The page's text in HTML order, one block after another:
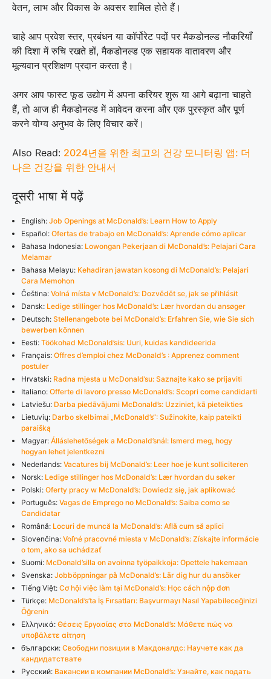
वेतन, लाभ और विकास के अवसर शामिल होते हैं।
चाहे आप प्रवेश स्तर, प्रबंधन या कॉर्पोरेट पदों पर मैकडोनल्ड नौकरियाँ
की दिशा में रुचि रखते हों, मैकडोनल्ड एक सहायक वातावरण और
मूल्यवान प्रशिक्षण प्रदान करता है।
अगर आप फास्ट फूड उद्योग में अपना करियर शुरू या आगे बढ़ाना चाहते
हैं, तो आज ही मैकडोनल्ड में आवेदन करना और एक पुरस्कृत और पूर्ण
करने योग्य अनुभव के लिए विचार करें।
Also Read: 2024년을 위한 최고의 건강 모니터링 앱: 더
나은 건강을 위한 안내서
दूसरी भाषा में पढ़ें
English: Job Openings at McDonald’s: Learn How to Apply
Español: Ofertas de trabajo en McDonald’s: Aprende cómo aplicar
Bahasa Indonesia: Lowongan Pekerjaan di McDonald’s: Pelajari Cara
Melamar
Bahasa Melayu: Kehadiran jawatan kosong di McDonald’s: Pelajari
Cara Memohon
Čeština: Volná místa v McDonald’s: Dozvědět se, jak se přihlásit
Dansk: Ledige stillinger hos McDonald’s: Lær hvordan du ansøger
Deutsch: Stellenangebote bei McDonald’s: Erfahren Sie, wie Sie sich
bewerben können
Eesti: Töökohad McDonald’sis: Uuri, kuidas kandideerida
Français: Offres d’emploi chez McDonald’s : Apprenez comment
postuler
Hrvatski: Radna mjesta u McDonald’su: Saznajte kako se prijaviti
Italiano: Offerte di lavoro presso McDonald’s: Scopri come candidarti
Latviešu: Darba piedāvājumi McDonald’s: Uzziniet, kā pieteikties
Lietuvių: Darbo skelbimai „McDonald’s“: Sužinokite, kaip pateikti
paraišką
Magyar: Álláslehetőségek a McDonald’snál: Ismerd meg, hogy
hogyan lehet jelentkezni
Nederlands: Vacatures bij McDonald’s: Leer hoe je kunt solliciteren
Norsk: Ledige stillinger hos McDonald’s: Lær hvordan du søker
Polski: Oferty pracy w McDonald’s: Dowiedz się, jak aplikować
Português: Vagas de Emprego no McDonald’s: Saiba como se
Candidatar
Română: Locuri de muncă la McDonald’s: Află cum să aplici
Slovenčina: Voľné pracovné miesta v McDonald’s: Získajte informácie
o tom, ako sa uchádzať
Suomi: McDonald’silla on avoinna työpaikkoja: Opettele hakemaan
Svenska: Jobböppningar på McDonald’s: Lär dig hur du ansöker
Tiếng Việt: Cơ hội việc làm tại McDonald’s: Học cách nộp đơn
Türkçe: McDonald’s’ta İş Fırsatları: Başvurmayı Nasıl Yapabileceğinizi
Öğrenin
Ελληνικά: Θέσεις Εργασίας στα McDonald’s: Μάθετε πώς να
υποβάλετε αίτηση
български: Свободни позиции в Макдоналдс: Научете как да
кандидатствате
Русский: Вакансии в компании McDonald’s: Узнайте, как подать